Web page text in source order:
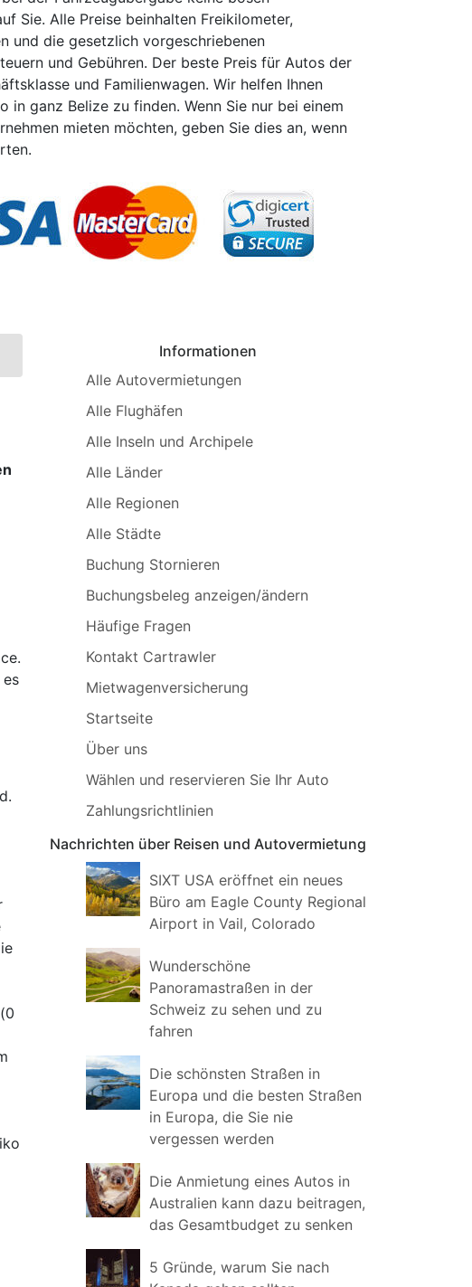
Sie. Alle Preise beinhalten Freikilometer,
und die gesetzlich vorgeschriebenen
und Gebühren. Der beste Preis für Autos der
und Familienwagen. Wir helfen Ihnen
in ganz Belize zu finden. Wenn Sie nur bei einem
mieten möchten, geben Sie dies an, wenn
Informationen
Alle Autovermietungen
Alle Flughäfen
Alle Inseln und Archipele
Alle Länder
Alle Regionen
Alle Städte
Buchung Stornieren
Buchungsbeleg anzeigen/ändern
Häufige Fragen
Kontakt Cartrawler
Mietwagenversicherung
Startseite
Über uns
Wählen und reservieren Sie Ihr Auto
Zahlungsrichtlinien
Nachrichten über Reisen und Autovermietung
SIXT USA eröffnet ein neues
Büro am Eagle County Regional
Airport in Vail, Colorado
Wunderschöne
Panoramastraßen in der
Schweiz zu sehen und zu
fahren
Die schönsten Straßen in
Europa und die besten Straßen
in Europa, die Sie nie
vergessen werden
Die Anmietung eines Autos in
Australien kann dazu beitragen,
das Gesamtbudget zu senken
5 Gründe, warum Sie nach